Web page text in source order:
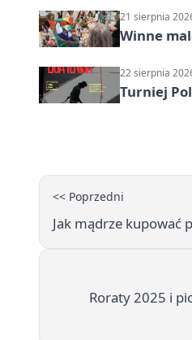
21 sierpnia
Winne
22 sierpnia
Turniej
<< Poprzedni
Jak mądrze kupować
Roraty 2025 i